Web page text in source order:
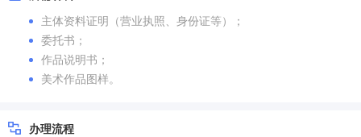
主体资料证明（营业执照、身份证等）；
委托书；
作品说明书；
美术作品图样。
办理流程